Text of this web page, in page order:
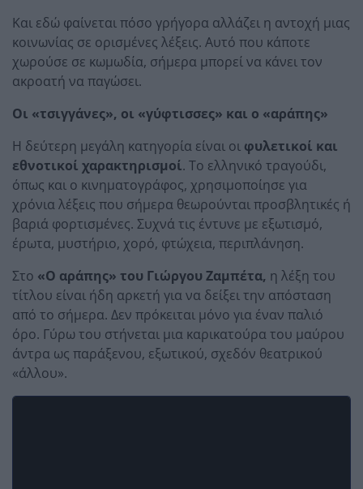
Και εδώ φαίνεται πόσο γρήγορα αλλάζει η αντοχή μιας
κοινωνίας σε ορισμένες λέξεις. Αυτό που κάποτε
χωρούσε σε κωμωδία, σήμερα μπορεί να κάνει τον
ακροατή να παγώσει.
Οι «τσιγγάνες», οι «γύφτισσες» και ο «αράπης»
Η δεύτερη μεγάλη κατηγορία είναι οι φυλετικοί και
εθνοτικοί χαρακτηρισμοί. Το ελληνικό τραγούδι,
όπως και ο κινηματογράφος, χρησιμοποίησε για
χρόνια λέξεις που σήμερα θεωρούνται προσβλητικές ή
βαριά φορτισμένες. Συχνά τις έντυνε με εξωτισμό,
έρωτα, μυστήριο, χορό, φτώχεια, περιπλάνηση.
Στο «Ο αράπης» του Γιώργου Ζαμπέτα, η λέξη του
τίτλου είναι ήδη αρκετή για να δείξει την απόσταση
από το σήμερα. Δεν πρόκειται μόνο για έναν παλιό
όρο. Γύρω του στήνεται μια καρικατούρα του μαύρου
άντρα ως παράξενου, εξωτικού, σχεδόν θεατρικού
«άλλου».